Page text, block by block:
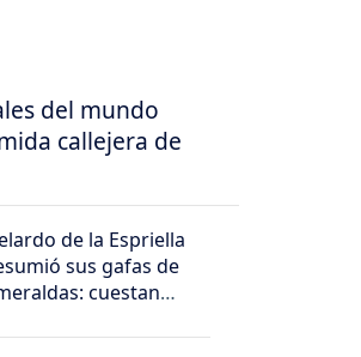
del mundo
callejera de
de la Espriella
sus gafas de
cuestan